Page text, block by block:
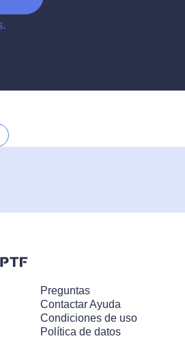
Preguntas
Contactar Ayuda
Condiciones de uso
Política de datos